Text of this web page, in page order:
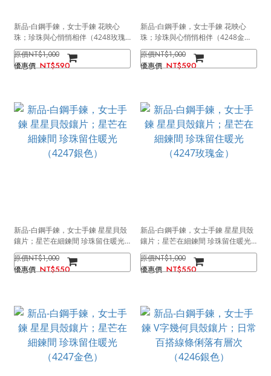
新品-白鋼手鍊，女士手鍊 花映心
珠；珍珠與心悄悄相伴（4248玫瑰
金）
NT$1,000
NT$590
新品-白鋼手鍊，女士手鍊 花映心
珠；珍珠與心悄悄相伴（4248金
色）
NT$1,000
NT$590
新品-白鋼手鍊，女士手鍊 星星貝殼
鑲片；星芒在細鍊間 珍珠留住暖光
（4247銀色）
NT$1,000
NT$550
新品-白鋼手鍊，女士手鍊 星星貝殼
鑲片；星芒在細鍊間 珍珠留住暖光
（4247玫瑰金）
NT$1,000
NT$550